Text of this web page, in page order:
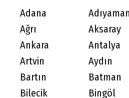
Adana Adıyaman
Ağrı
Aksaray
Ankara
Antalya
Artvin
Aydın
Bartın
Batman
Bilecik
Bingöl